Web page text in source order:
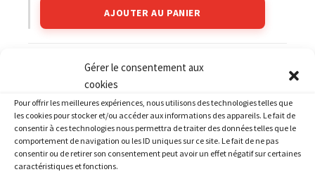
Gérer le consentement aux
cookies
Pour offrir les meilleures expériences, nous utilisons des technologies telles que
les cookies pour stocker et/ou accéder aux informations des appareils. Le fait de
consentir à ces technologies nous permettra de traiter des données telles que le
comportement de navigation ou les ID uniques sur ce site. Le fait de ne pas
consentir ou de retirer son consentement peut avoir un effet négatif sur certaines
caractéristiques et fonctions.
AJOUTER AU PANIER
KAWASAKI
PRODUITS SIMILAIRES